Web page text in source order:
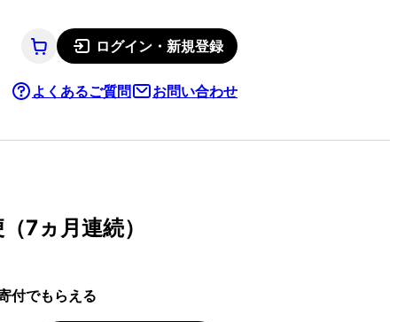
ログイン・新規登録
よくあるご質問 お問い合わせ
7ヵ月連続）
付でもらえる